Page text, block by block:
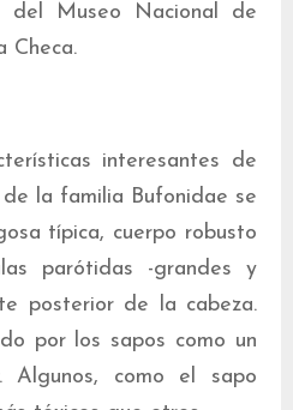
del Museo Nacional de
Checa.
interesantes de
la familia Bufonidae se
típica, cuerpo robusto
parótidas -grandes y
posterior de la cabeza.
por los sapos como un
Algunos, como el sapo